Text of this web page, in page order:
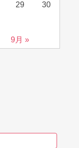
9月 »
29 30